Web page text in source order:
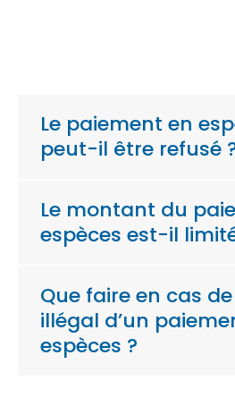
Le paiement en
peut-il être refusé
Le montant du
espèces est-il
Que faire en cas
illégal d’un
espèces ?